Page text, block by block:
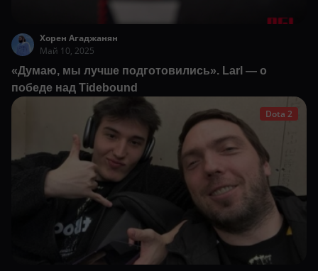
Хорен Агаджанян
Май 10, 2025
«Думаю, мы лучше подготовились». Larl — о
победе над Tidebound
Dota 2